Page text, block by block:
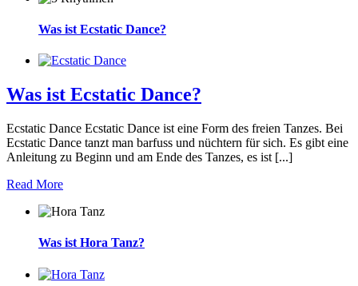
Was ist Ecstatic Dance?
Was ist Ecstatic Dance?
Ecstatic Dance Ecstatic Dance ist eine Form des freien Tanzes. Bei
Ecstatic Dance tanzt man barfuss und nüchtern für sich. Es gibt eine
Anleitung zu Beginn und am Ende des Tanzes, es ist [...]
Read More
Was ist Hora Tanz?